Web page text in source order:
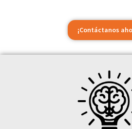
¡Contáctanos